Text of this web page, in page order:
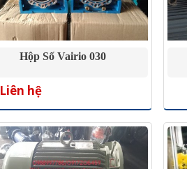
Hộp Số Vairio 030
Liên hệ